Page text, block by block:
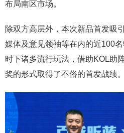
布局南区市场。
除双方高层外，本次新品首发吸
媒体及意见领袖等在内的近100
时下诸多流行玩法，借助KOL助
奖的形式取得了不俗的首发战绩。